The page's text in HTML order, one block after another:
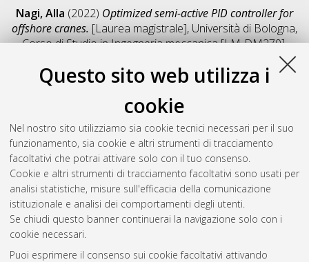
Questo sito web utilizza i
cookie
Nel nostro sito utilizziamo sia cookie tecnici necessari per il suo
funzionamento, sia cookie e altri strumenti di tracciamento
facoltativi che potrai attivare solo con il tuo consenso.
Cookie e altri strumenti di tracciamento facoltativi sono usati per
analisi statistiche, misure sull'efficacia della comunicazione
istituzionale e analisi dei comportamenti degli utenti.
Se chiudi questo banner continuerai la navigazione solo con i
cookie necessari.
Puoi esprimere il consenso sui cookie facoltativi attivando
Nagi, Alla (2022) Optimized semi-active PID controller for
offshore cranes. [Laurea magistrale], Università di Bologna,
Corso di Studio inIngegneria meccanica [LM-DM270],
Salva citazione
Condividi
Il full-text non è disponibile per scelta dell'autore. (
Abstract
Altri metadati
Gestione del documento:
Atom